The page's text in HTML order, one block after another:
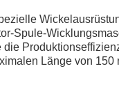
Spule-
Länge von 150